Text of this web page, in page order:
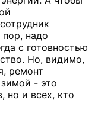
пор, надо
с готовностью
Но, видимо,
ремонт
- это
но и всех, кто